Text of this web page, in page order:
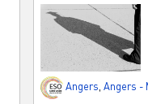
Angers Angers -